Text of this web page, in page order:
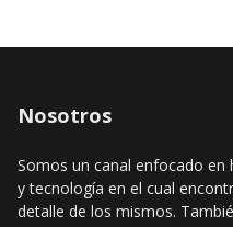
Nosotros
Somos un canal enfocado
y tecnología en el cual
detalle de los mismos.